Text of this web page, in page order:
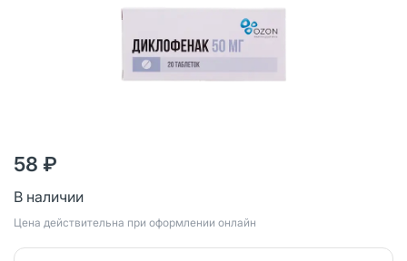
58 ₽
В наличии
Цена действительна при оформлении онлайн